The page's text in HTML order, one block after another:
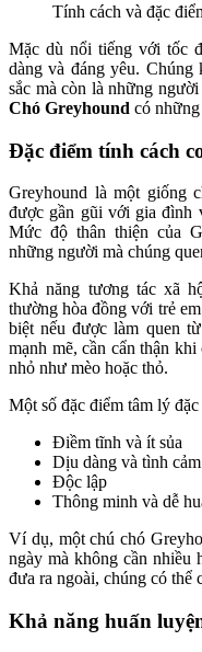
Tính cách và đặc
Mặc dù nổi tiếng với tốc
dàng và đáng yêu.
sắc mà còn là những
Chó Greyhound có
Đặc điểm tính cách
Greyhound là một giống
được gần gũi với gia đình
Mức độ thân thiện của
những người mà chúng
Khả năng tương tác xã
thường hòa đồng với trẻ
biệt nếu được làm quen
mạnh mẽ, cần cẩn thận
nhỏ như mèo hoặc thỏ.
Một số đặc điểm tâm lý
Điềm tĩnh và ít sủa
Dịu dàng và tình cảm
Độc lập
Thông minh và dễ
Ví dụ, một chú chó
ngày mà không cần nhiều
đưa ra ngoài, chúng có thể
Khả năng huấn